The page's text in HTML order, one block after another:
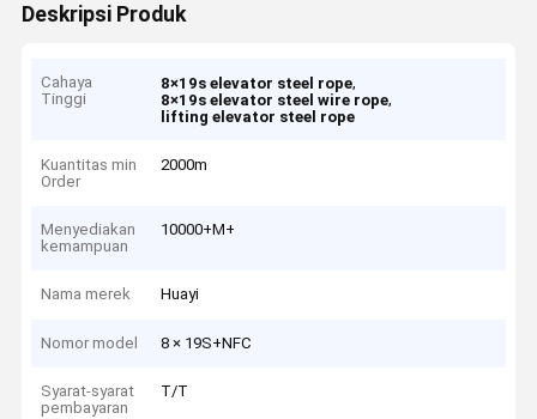
Deskripsi Produk
Cahaya
Tinggi
8×19s elevator steel rope,
8×19s elevator steel wire rope,
lifting elevator steel rope
Kuantitas min
Order
2000m
Menyediakan
kemampuan
10000+M+
Nama merek Huayi
Nomor model 8 × 19S+NFC
Syarat-syarat
pembayaran
T/T